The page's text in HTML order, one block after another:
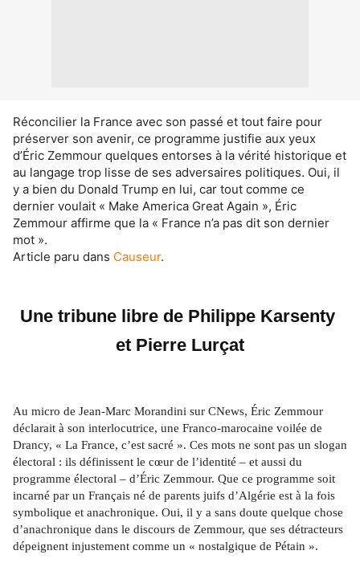
Réconcilier la France avec son passé et tout faire pour
préserver son avenir, ce programme justifie aux yeux
d’Éric Zemmour quelques entorses à la vérité historique et
au langage trop lisse de ses adversaires politiques. Oui, il
y a bien du Donald Trump en lui, car tout comme ce
dernier voulait « Make America Great Again », Éric
Zemmour affirme que la « France n’a pas dit son dernier
mot ».
Article paru dans Causeur.
Une tribune libre de Philippe Karsenty
et Pierre Lurçat
Au micro de Jean-Marc Morandini sur CNews, Éric Zemmour
déclarait à son interlocutrice, une Franco-marocaine voilée de
Drancy, « La France, c’est sacré ». Ces mots ne sont pas un slogan
électoral : ils définissent le cœur de l’identité – et aussi du
programme électoral – d’Éric Zemmour. Que ce programme soit
incarné par un Français né de parents juifs d’Algérie est à la fois
symbolique et anachronique. Oui, il y a sans doute quelque chose
d’anachronique dans le discours de Zemmour, que ses détracteurs
dépeignent injustement comme un « nostalgique de Pétain ».